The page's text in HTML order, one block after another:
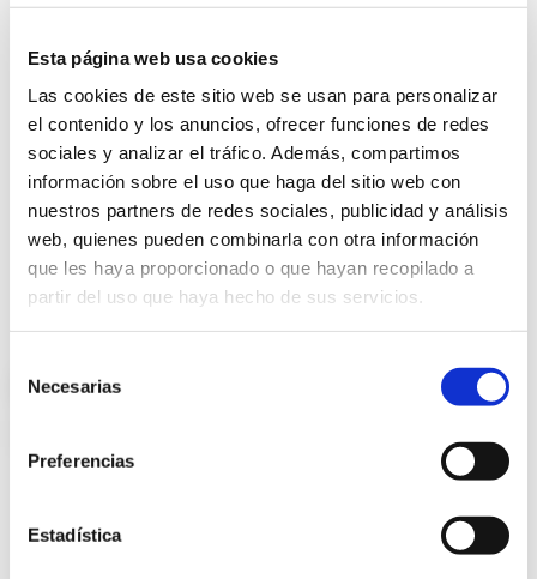
Esta página web usa cookies
Las cookies de este sitio web se usan para personalizar
el contenido y los anuncios, ofrecer funciones de redes
sociales y analizar el tráfico. Además, compartimos
información sobre el uso que haga del sitio web con
nuestros partners de redes sociales, publicidad y análisis
web, quienes pueden combinarla con otra información
que les haya proporcionado o que hayan recopilado a
partir del uso que haya hecho de sus servicios.
Necesarias
Preferencias
Estadística
FOTOCOAGULACIÓN